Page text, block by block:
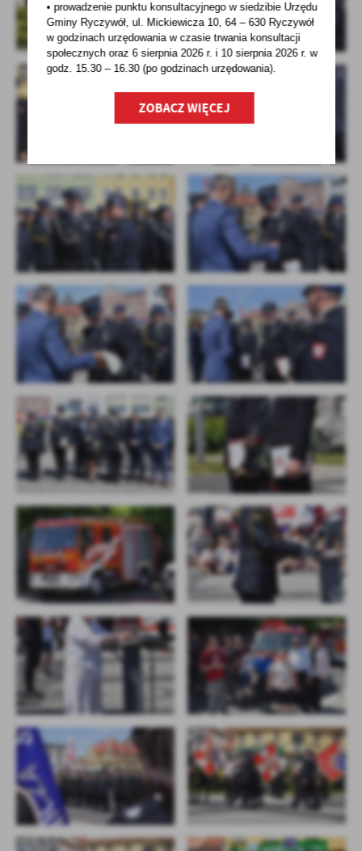
• prowadzenie punktu konsultacyjnego w siedzibie Urzędu
Gminy Ryczywół, ul. Mickiewicza 10, 64 – 630 Ryczywół
w godzinachurzędowania w czasie trwania konsultacji
społecznych oraz 6 sierpnia 2026 r. i 10 sierpnia 2026 r. w
godz. 15.30 – 16.30 (po godzinachurzędowania).
ZOBACZ WIĘCEJ